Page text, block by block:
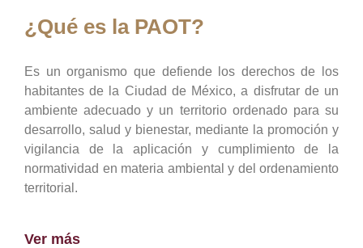
¿Qué es la PAOT?
Es un organismo que defiende los derechos de los
habitantes de la Ciudad de México, a disfrutar de un
ambiente adecuado y un territorio ordenado para su
desarrollo, salud y bienestar, mediante la promoción y
vigilancia de la aplicación y cumplimiento de la
normatividad en materia ambiental y del ordenamiento
territorial.
Ver más